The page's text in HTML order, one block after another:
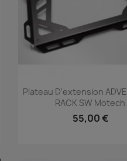
Aperçu
Plateau D'extension
RACK SW Motech
55,00 €